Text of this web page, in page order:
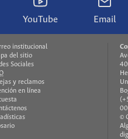
YouTube Email
institucional
del sitio
Sociales
y reclamos
en línea
©